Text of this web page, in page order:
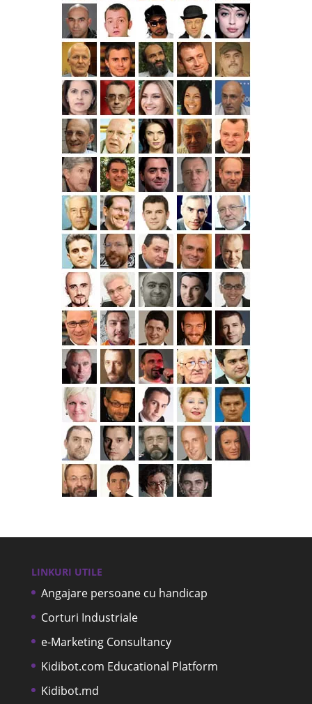
LINKURI UTILE
Angajare persoane cu handicap
Corturi Industriale
e-Marketing Consultancy
Kidibot.com Educational Platform
Kidibot.md